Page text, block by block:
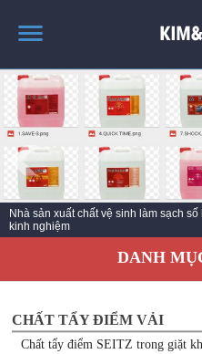
TRANG CHỦ
THÔNG TIN SẢN PHẨM
TIN TỨC
LIÊN HỆ
Nhà sản xuất chất vệ sinh làm sạch
kinh nghiệm
DANH
CHẤT TẨY ĐIỂM VẢI
Chất tẩy điểm SEITZ trong giặt